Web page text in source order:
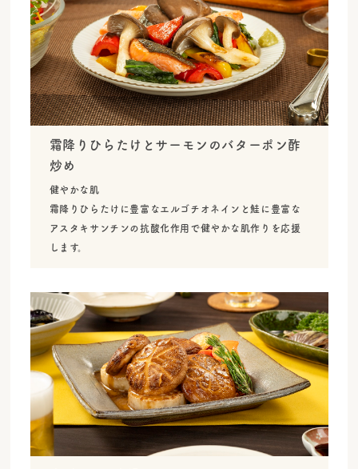
霜降りひらたけとサーモンのバターポン酢
炒め
健やかな肌
霜降りひらたけに豊富なエルゴチオネインと鮭に豊富な
アスタキサンチンの抗酸化作用で健やかな肌作りを応援
します。